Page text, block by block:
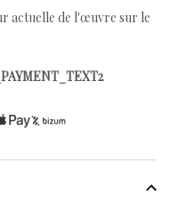
actuelle de l'œuvre sur le